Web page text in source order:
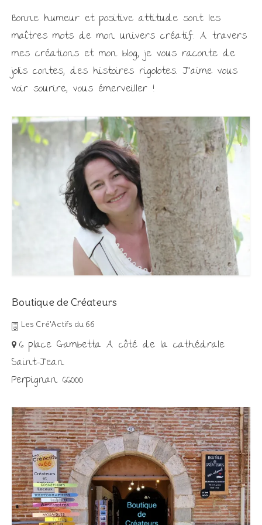
Bonne humeur et positive attitude sont les
maîtres mots de mon univers créatif. A travers
mes créations et mon blog, je vous raconte de
jolis contes, des histoires rigolotes. J'aime vous
voir sourire, vous émerveiller !
Boutique de Créateurs
Les Cré'Actifs du 66
6 place Gambetta A côté de la cathédrale
Saint-Jean
Perpignan 66000